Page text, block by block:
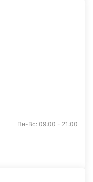
Пн-Вс: 09:00 - 21:00